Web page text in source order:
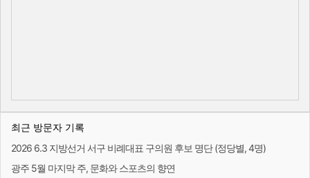
최근 방문자 기록
2026 6.3 지방선거 서구 비례대표 구의원 후보 명단 (정당별, 4명)
광주 5월 마지막 주, 문화와 스포츠의 향연